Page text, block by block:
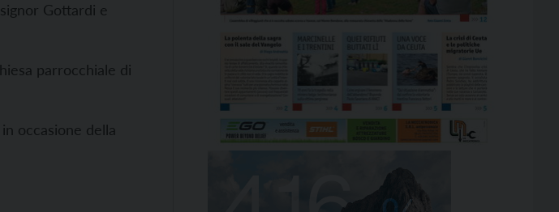
Gottardi e
parrocchiale di
occasione della